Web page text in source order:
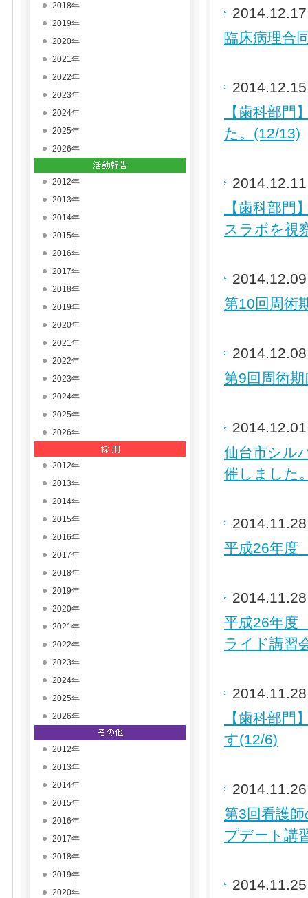
臨床病理合
【歯科部門
た。(12/13)
【歯科部
スラボを視
第10回周術
第9回周術
仙台市シル
催しました
平成26年度
平成26年度
ライド講習
【歯科部門
す(12/6)
第3回看護
プデート講
2018年
2019年
2020年
2021年
2022年
2023年
2024年
2025年
2026年
2012年
2013年
2014年
2015年
2016年
2017年
2018年
2019年
2020年
2021年
2022年
2023年
2024年
2025年
2026年
2012年
2013年
2014年
2015年
2016年
2017年
2018年
2019年
2020年
2021年
2022年
2023年
2024年
2025年
2026年
2012年
2013年
2014年
2015年
2016年
2017年
2018年
2019年
2020年